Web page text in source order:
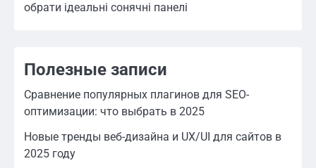
обрати ідеальні сонячні панелі
Полезные записи
Сравнение популярных плагинов для SEO-
оптимизации: что выбрать в 2025
Новые тренды веб-дизайна и UX/UI для сайтов в
2025 году